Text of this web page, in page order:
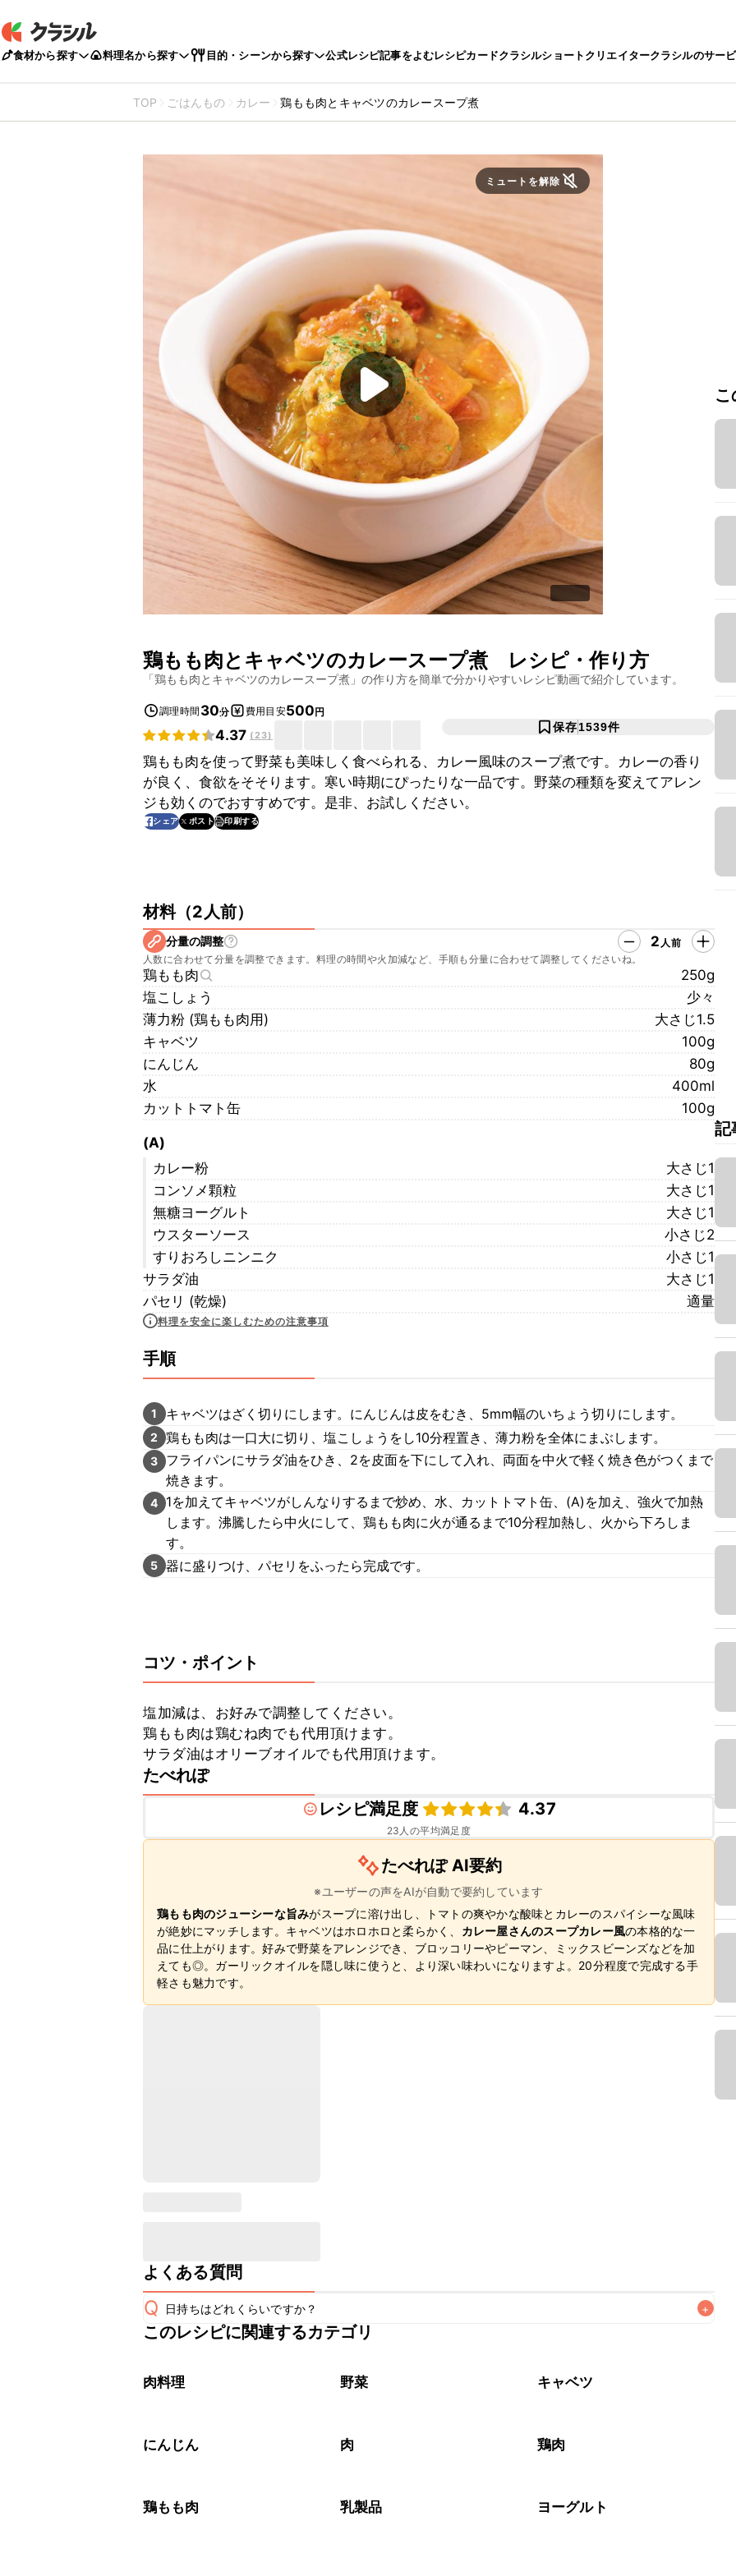
食材から探す 料理名から探す 目的・シーンから探す 公式レシピ記事をよむレシピカードクラシルショートクリエイタークラシルのサー
TOP ごはんもの カレー 鶏もも肉とキャベツのカレースープ煮
ミュートを解除
鶏もも肉とキャベツのカレースープ煮 レシピ・作り方
「鶏もも肉とキャベツのカレースープ煮 」の作り方を簡単で分かりやすいレシピ動画で紹介しています。
調理時間 30分 費用目安500円
4.37 (23)
保存1539件
鶏もも肉を使って野菜も美味しく食べられる、カレー風味のスープ煮です。カレーの香り
が良く、食欲をそそります。寒い時期にぴったりな一品です。野菜の種類を変えてアレン
ジも効くのでおすすめです。是非、お試しください。
シェア ポスト 印刷する
材料（2人前）
分量の調整 2 人前
人数に合わせて分量を調整できます。料理の時間や火加減など、手順も分量に合わせて調整してくださいね。
鶏もも肉
250g
塩こしょう
少々
薄力粉 (鶏もも肉用)
大さじ1.5
キャベツ
100g
にんじん
80g
水
400ml
カットトマト缶
100g
(A)
カレー粉
大さじ1
コンソメ顆粒
大さじ1
無糖ヨーグルト
大さじ1
ウスターソース
小さじ2
すりおろしニンニク
小さじ1
サラダ油
大さじ1
パセリ (乾燥)
適量
料理を安全に楽しむための注意事項
手順
1 キャベツはざく切りにします。にんじんは皮をむき、5mm幅のいちょう切りにします。
2 鶏もも肉は一口大に切り、塩こしょうをし10分程置き、薄力粉を全体にまぶします。
3
フライパンにサラダ油をひき、2を皮面を下にして入れ、両面を中火で軽く焼き色がつくまで
焼きます。
4
1を加えてキャベツがしんなりするまで炒め、水、カットトマト缶、(A)を加え、強火で加熱
します。沸騰したら中火にして、鶏もも肉に火が通るまで10分程加熱し、火から下ろしま
す。
5 器に盛りつけ、パセリをふったら完成です。
コツ・ポイント
塩加減は、お好みで調整してください。
鶏もも肉は鶏むね肉でも代用頂けます。
サラダ油はオリーブオイルでも代用頂けます。
たべれぽ
レシピ満足度
4.37
23 人の平均満足度
たべれぽ AI要約
※ユーザーの声をAIが自動で要約しています
鶏もも肉のジューシーな旨みがスープに溶け出し、トマトの爽やかな酸味とカレーのスパイシーな風味
が絶妙にマッチします。キャベツはホロホロと柔らかく、 カレー屋さんのスープカレー風の本格的な一
品に仕上がります。好みで野菜をアレンジでき、ブロッコリーやピーマン、ミックスビーンズなどを加
えても◎。ガーリックオイルを隠し味に使うと、より深い味わいになりますよ。20分程度で完成する手
軽さも魅力です。
よくある質問
Q 日持ちはどれくらいですか？ +
保存期間は冷蔵で翌日中が目安です。なるべくお早めにお召し上がりください。
※日持ちは目安です。
このレシピに関連するカテゴリ
肉料理 野菜 キャベツ
にんじん 肉 鶏肉
鶏もも肉 乳製品 ヨーグルト
記